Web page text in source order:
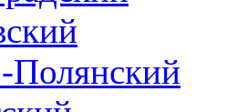
Полянский